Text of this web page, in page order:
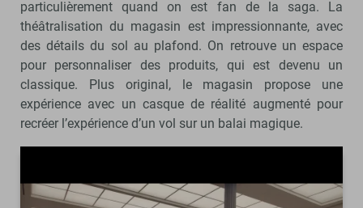
particulièrement quand on est fan de la saga. La
théâtralisation du magasin est impressionnante, avec
des détails du sol au plafond. On retrouve un espace
pour personnaliser des produits, qui est devenu un
classique. Plus original, le magasin propose une
expérience avec un casque de réalité augmenté pour
recréer l’expérience d’un vol sur un balai magique.